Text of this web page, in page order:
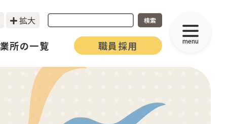
拡大 検索
所の一覧 職員採用 menu